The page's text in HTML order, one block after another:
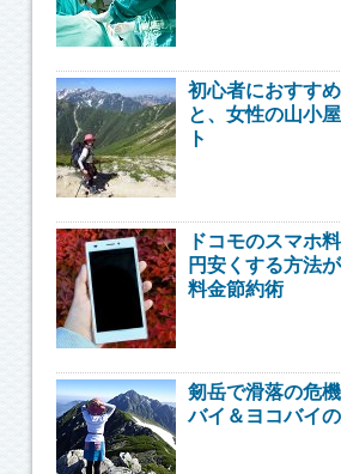
初心者におすす
と、女性の山小
ト
ドコモのスマホ
円安くする方法
料金節約術
剱岳で滑落の危
バイ＆ヨコバイ